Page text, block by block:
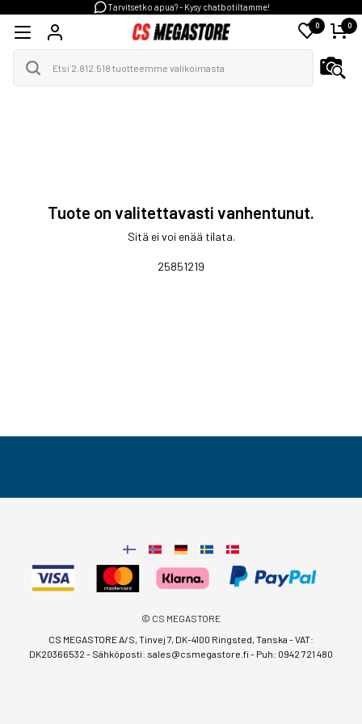
Tarvitsetko apua? - Kysy chatbotiltamme!
0 0
Tuote on valitettavasti vanhentunut.
Sitä ei voi enää tilata.
25851219
© CS MEGASTORE
CS MEGASTORE A/S, Tinvej 7, DK-4100 Ringsted, Tanska - VAT:
DK20366532 - Sähköposti: sales@csmegastore.fi- Puh: 0942 721 480